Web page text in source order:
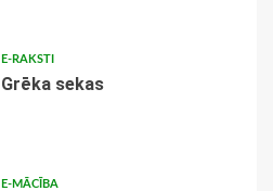
E-RAKSTI
Grēka sekas
E-MĀCĪBA